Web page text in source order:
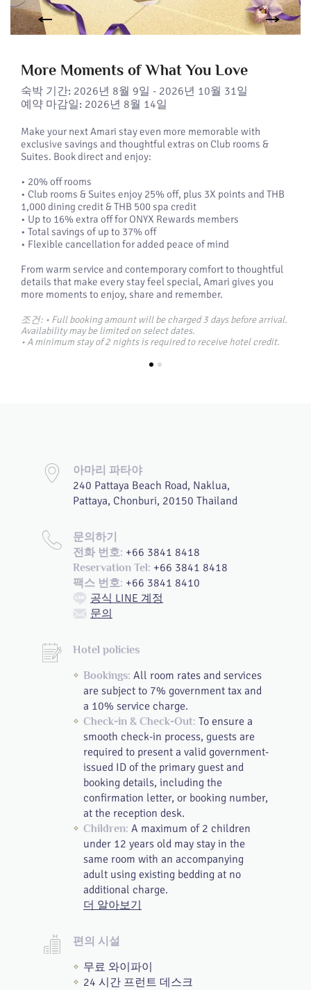
More Moments of What You Love
숙박 기간:2026년 8월 9일 - 2026년 10월 31일
예약 마감일:2026년 8월 14일
Make your next Amari stay even more memorable with
exclusive savings and thoughtful extras on Club rooms &
Suites. Book direct and enjoy:
• 20% off rooms
• Club rooms & Suites enjoy 25% off, plus 3X points and THB
1,000 dining credit & THB 500 spa credit
• Up to 16% extra off for ONYX Rewards members
• Total savings of up to 37% off
• Flexible cancellation for added peace of mind
From warm service and contemporary comfort to thoughtful
details that make every stay feel special, Amari gives you
more moments to enjoy, share and remember.
조건: • Full booking amount will be charged 3 days before arrival.
Availability may be limited on select dates.
• A minimum stay of 2 nights is required to receive hotel credit.
아마리 파타야
240 Pattaya Beach Road, Naklua,
Pattaya, Chonburi, 20150 Thailand
문의하기
전화 번호: +66 3841 8418
Reservation Tel: +66 3841 8418
팩스 번호: +66 3841 8410
공식 LINE 계정
문의
Hotel policies
Bookings: All room rates and services
are subject to 7% government tax and
a 10% service charge.
Check-in & Check-Out: To ensure a
smooth check-in process, guests are
required to present a valid government-
issued ID of the primary guest and
booking details, including the
confirmation letter, or booking number,
at the reception desk.
Children: A maximum of 2 children
under 12 years old may stay in the
same room with an accompanying
adult using existing bedding at no
additional charge.
더 알아보기
편의 시설
무료 와이파이
24 시간 프런트 데스크